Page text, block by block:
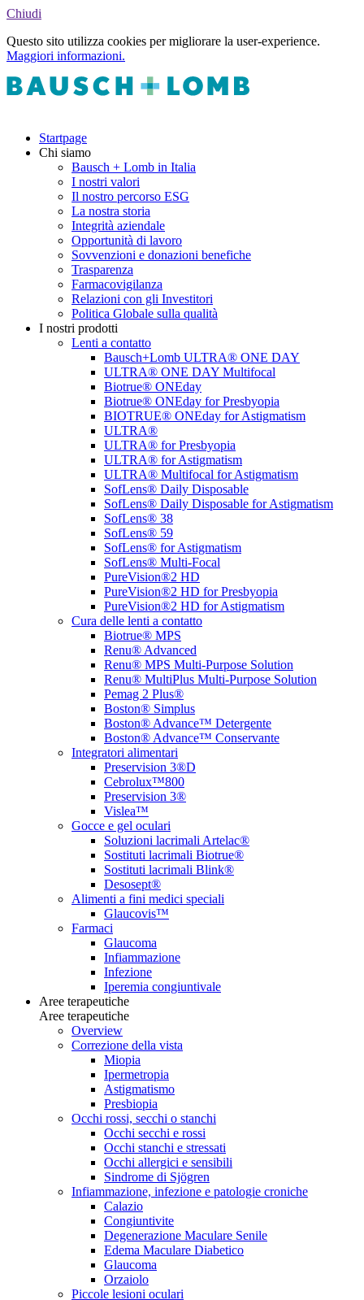
Chiudi
Questo sito utilizza cookies per migliorare la user-experience.
Maggiori informazioni.
Startpage
Chi siamo
Bausch + Lomb in Italia
I nostri valori
Il nostro percorso ESG
La nostra storia
Integrità aziendale
Opportunità di lavoro
Sovvenzioni e donazioni benefiche
Trasparenza
Farmacovigilanza
Relazioni con gli Investitori
Politica Globale sulla qualità
I nostri prodotti
Lenti a contatto
Bausch+Lomb ULTRA® ONE DAY
ULTRA® ONE DAY Multifocal
Biotrue® ONEday
Biotrue® ONEday for Presbyopia
BIOTRUE® ONEday for Astigmatism
ULTRA®
ULTRA® for Presbyopia
ULTRA® for Astigmatism
ULTRA® Multifocal for Astigmatism
SofLens® Daily Disposable
SofLens® Daily Disposable for Astigmatism
SofLens® 38
SofLens® 59
SofLens® for Astigmatism
SofLens® Multi-Focal
PureVision®2 HD
PureVision®2 HD for Presbyopia
PureVision®2 HD for Astigmatism
Cura delle lenti a contatto
Biotrue® MPS
Renu® Advanced
Renu® MPS Multi-Purpose Solution
Renu® MultiPlus Multi-Purpose Solution
Pemag 2 Plus®
Boston® Simplus
Boston® Advance™ Detergente
Boston® Advance™ Conservante
Integratori alimentari
Preservision 3®D
Cebrolux™800
Preservision 3®
Vislea™
Gocce e gel oculari
Soluzioni lacrimali Artelac®
Sostituti lacrimali Biotrue®
Sostituti lacrimali Blink®
Desosept®
Alimenti a fini medici speciali
Glaucovis™
Farmaci
Glaucoma
Infiammazione
Infezione
Iperemia congiuntivale
Aree terapeutiche
Aree terapeutiche
Overview
Correzione della vista
Miopia
Ipermetropia
Astigmatismo
Presbiopia
Occhi rossi, secchi o stanchi
Occhi secchi e rossi
Occhi stanchi e stressati
Occhi allergici e sensibili
Sindrome di Sjögren
Infiammazione, infezione e patologie croniche
Calazio
Congiuntivite
Degenerazione Maculare Senile
Edema Maculare Diabetico
Glaucoma
Orzaiolo
Piccole lesioni oculari